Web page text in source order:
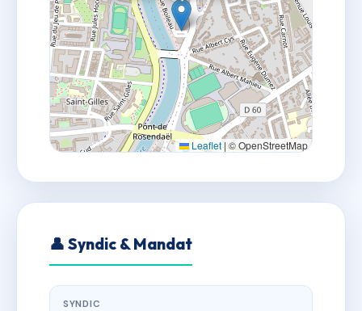
Leaflet |© OpenStreetMap
👤 Syndic & Mandat
SYNDIC